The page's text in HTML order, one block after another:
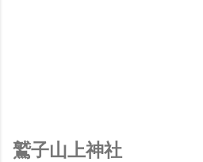
鷲子山上神社